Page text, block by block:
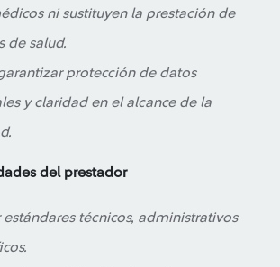
ni sustituyen la prestación de
de salud.
protección de datos
y claridad en el alcance de la
del prestador
estándares técnicos, administrativos